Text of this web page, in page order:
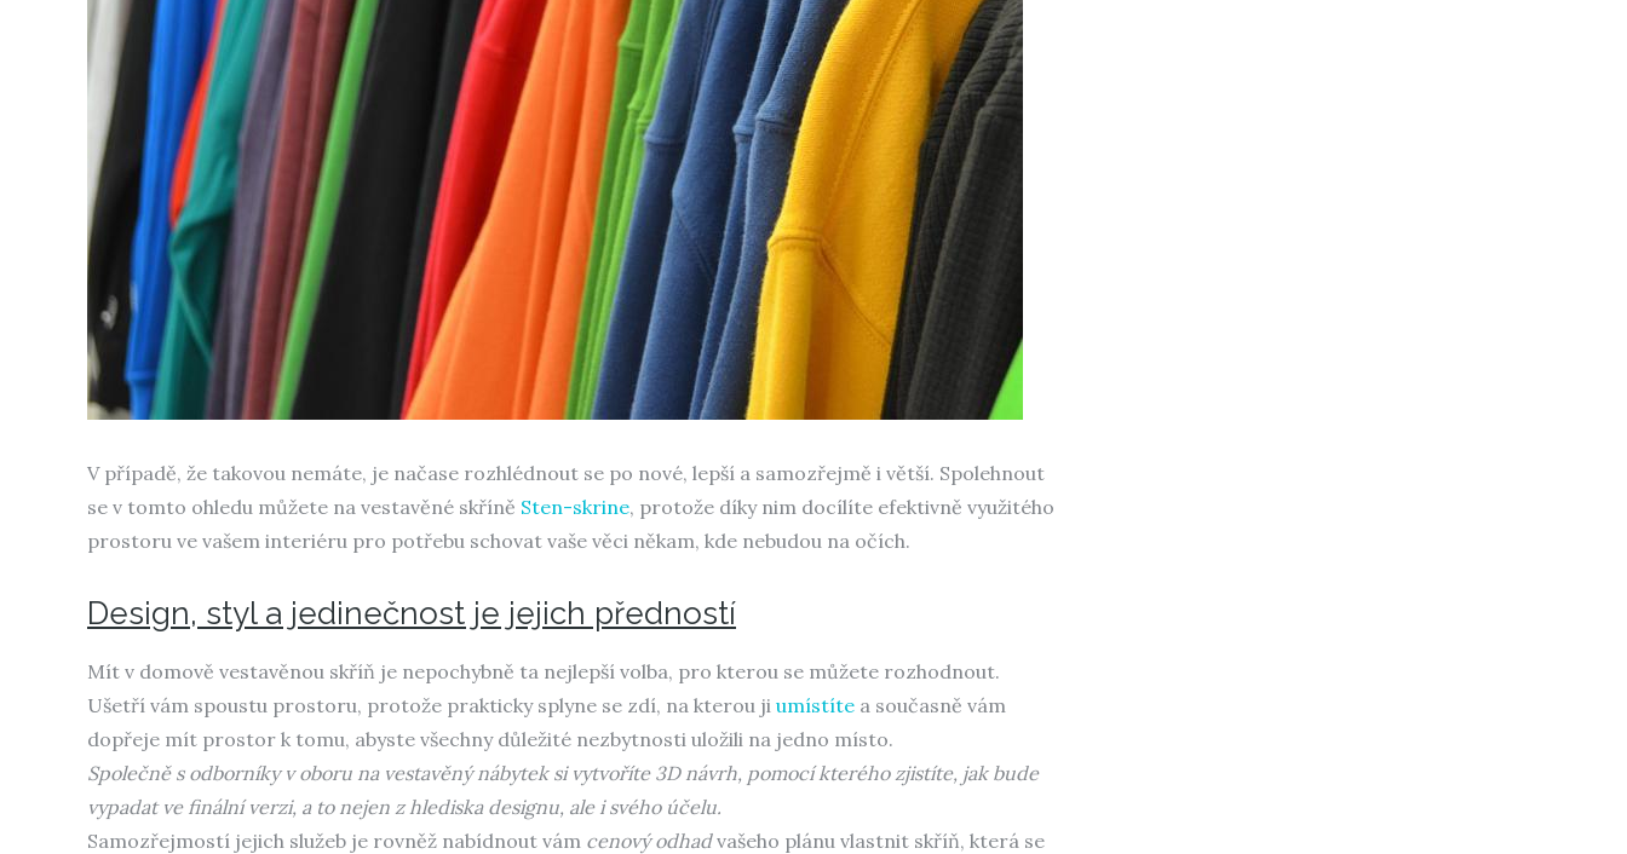
V případě, že takovou nemáte, je načase rozhlédnout se po nové, lepší a samozřejmě i větší. Spolehnout
se v tomto ohledu můžete na vestavěné skříně Sten-skrine, protože díky nim docílíte efektivně využitého
prostoru ve vašem interiéru pro potřebu schovat vaše věci někam, kde nebudou na očích.
Design, styl a jedinečnost je jejich předností
Mít v domově vestavěnou skříň je nepochybně ta nejlepší volba, pro kterou se můžete rozhodnout.
Ušetří vám spoustu prostoru, protože prakticky splyne se zdí, na kterou ji umístíte a současně vám
dopřeje mít prostor k tomu, abyste všechny důležité nezbytnosti uložili na jedno místo.
Společně s odborníky v oboru na vestavěný nábytek si vytvoříte 3D návrh, pomocí kterého zjistíte, jak bude
vypadat ve finální verzi, a to nejen z hlediska designu, ale i svého účelu.
Samozřejmostí jejich služeb je rovněž nabídnout vám cenový odhadvašeho plánu vlastnit skříň, která se